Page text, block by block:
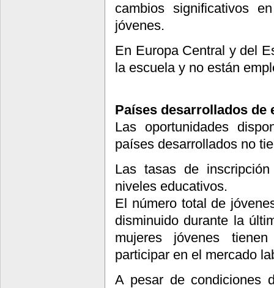
cambios significativos
jóvenes.
En Europa Central y del
la escuela y no están
Países desarrollados de
Las oportunidades
países desarrollados no
Las tasas de
niveles educativos.
El número total de
disminuido durante la
mujeres jóvenes
participar en el mercado
A pesar de condiciones